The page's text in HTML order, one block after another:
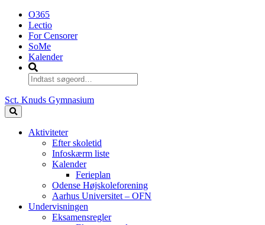
O365
Lectio
For Censorer
SoMe
Kalender
Sct. Knuds Gymnasium
Aktiviteter
Efter skoletid
Infoskærm liste
Kalender
Ferieplan
Odense Højskoleforening
Aarhus Universitet – OFN
Undervisningen
Eksamensregler